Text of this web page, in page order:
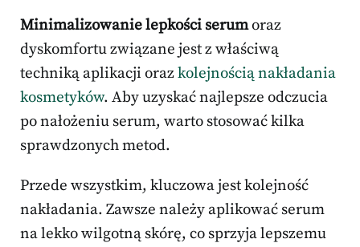
Minimalizowanie lepkości serumoraz
dyskomfortu związane jest z właściwą
techniką aplikacji orazkolejnością nakładania
kosmetyków. Aby uzyskać najlepsze odczucia
po nałożeniu serum, warto stosować kilka
sprawdzonych metod.
Przede wszystkim, kluczowa jest kolejność
nakładania. Zawsze należy aplikować serum
na lekko wilgotną skórę, co sprzyja lepszemu